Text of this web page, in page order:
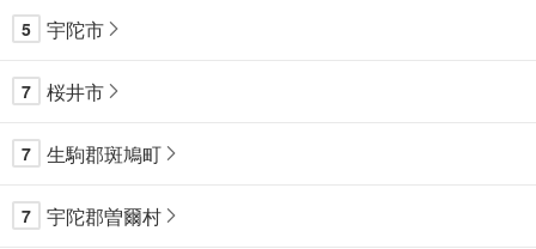
5 宇陀市
7 桜井市
7 生駒郡斑鳩町
7 宇陀郡曽爾村